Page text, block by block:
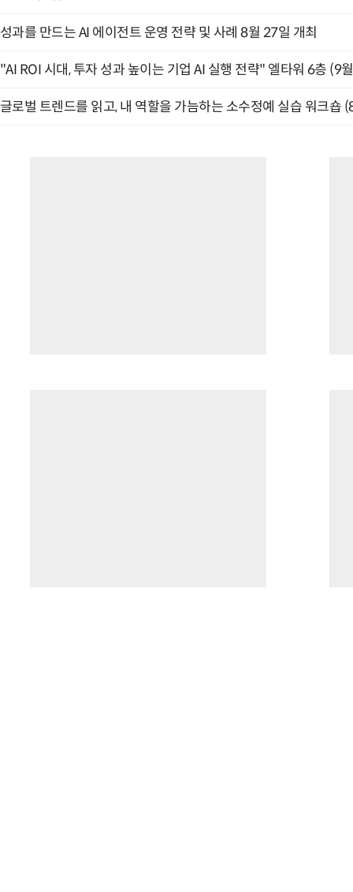
성과를 만드는 AI 에이전트 운영 전략 및 사례 8월 27일 개최
"AI ROI 시대, 투자 성과 높이는 기업 AI 실행 전략" 엘타워 6층 (9
글로벌 트렌드를 읽고, 내 역할을 가늠하는 소수정예 실습 워크숍